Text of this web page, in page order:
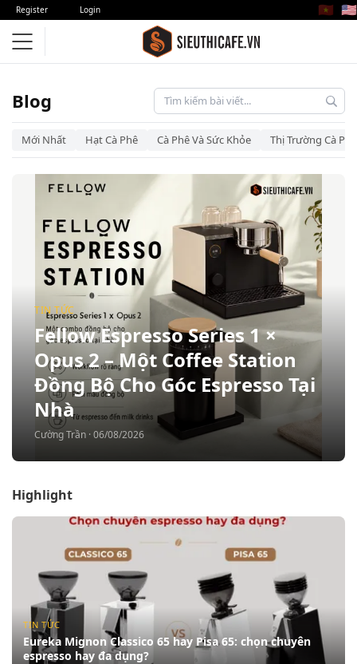
Register Login 🇻🇳 🇺🇸
Blog
Mới Nhất Hạt Cà Phê Cà Phê Và Sức Khỏe Thị Trường Cà Phê
TIN TỨC
Fellow Espresso Series 1 ×
Opus 2 – Một Coffee Station
Đồng Bộ Cho Góc Espresso Tại
Nhà
Cường Trần · 06/08/2026
Highlight
TIN TỨC
Eureka Mignon Classico 65 hay Pisa 65: chọn chuyên
espresso hay đa dụng?